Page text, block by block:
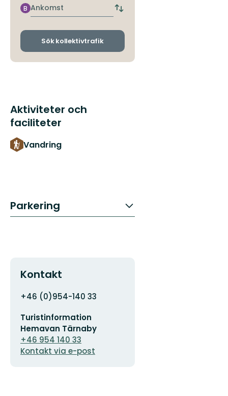
hållplats
Ankomst
B
Byt
och
Sök kollektivtrafik
Aktiviteter och
faciliteter
Vandring
Parkering
Kontakt
Adress
+46 (0)954-140 33
postadress
Turistinformation
Hemavan Tärnaby
+46 954 140 33
Kontakt via e-post